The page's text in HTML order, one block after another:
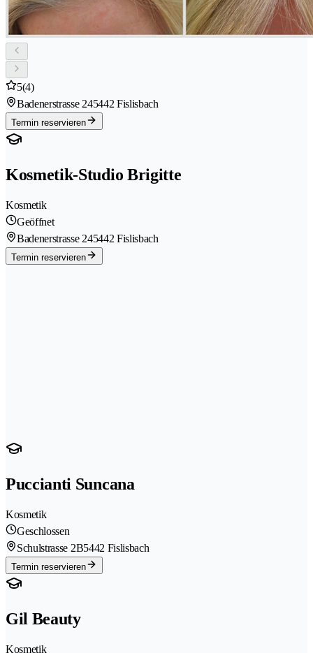
5(4)
Badenerstrasse 245442 Fislisbach
Termin reservieren
Kosmetik-Studio Brigitte
Kosmetik
Geöffnet
Badenerstrasse 245442 Fislisbach
Termin reservieren
Puccianti Suncana
Kosmetik
Geschlossen
Schulstrasse 2B5442 Fislisbach
Termin reservieren
Gil Beauty
Kosmetik